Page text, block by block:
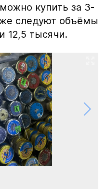
купить за 3-
следуют объёмы
12,5 тысячи.